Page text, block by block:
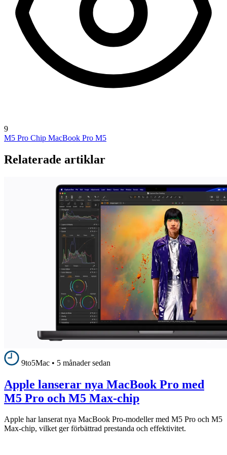
9
M5 Pro Chip MacBook Pro M5
Relaterade artiklar
9to5Mac • 5 månader sedan
Apple lanserar nya MacBook Pro med
M5 Pro och M5 Max-chip
Apple har lanserat nya MacBook Pro-modeller med M5 Pro och M5
Max-chip, vilket ger förbättrad prestanda och effektivitet.